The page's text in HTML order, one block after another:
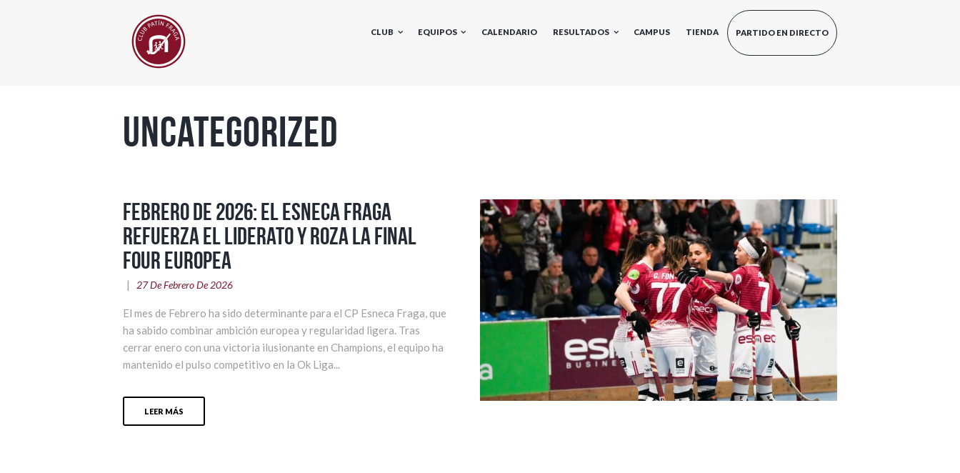
CLUB EQUIPOS CALENDARIO RESULTADOS CAMPUS TIENDA PARTIDO EN DIRECTO
Uncategorized
Febrero de 2026: el Esneca Fraga
refuerza el liderato y roza la Final
Four europea
27 De Febrero De 2026
El mes de Febrero ha sido determinante para el CP Esneca Fraga, que
ha sabido combinar ambición europea y regularidad ligera. Tras
cerrar enero con una victoria ilusionante en Champions, el equipo ha
mantenido el pulso competitivo en la Ok Liga...
LEER MÁS